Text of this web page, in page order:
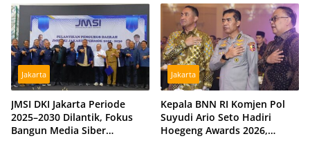
Tiga Hidran Umum
Disiagakan
Jakarta
JMSI DKI Jakarta Periode
2025–2030 Dilantik, Fokus
Bangun Media Siber
Jakarta
Kepala BNN RI Komjen Pol
Suyudi Ario Seto Hadiri
Hoegeng Awards 2026,